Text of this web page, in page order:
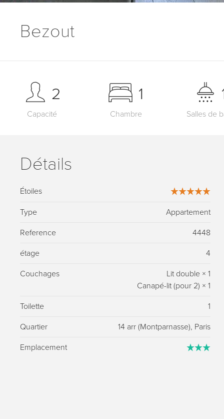
Bezout
Capacité
2
Chambre
1
Salles de
Détails
Étoiles
Type Appartement
Reference 4448
étage 4
Couchages Lit double ×1
Canapé-lit (pour 2) ×1
Toilette 1
Quartier 14 arr (Montparnasse), Paris
Emplacement